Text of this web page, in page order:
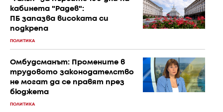
кабинета "Радев":
ПБ запазва високата си
подкрепа
ПОЛИТИКА
Омбудсманът: Промените в
трудовото законодателство
не могат да се правят през
бюджета
ПОЛИТИКА